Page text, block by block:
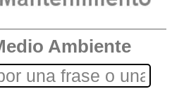
Ambiente